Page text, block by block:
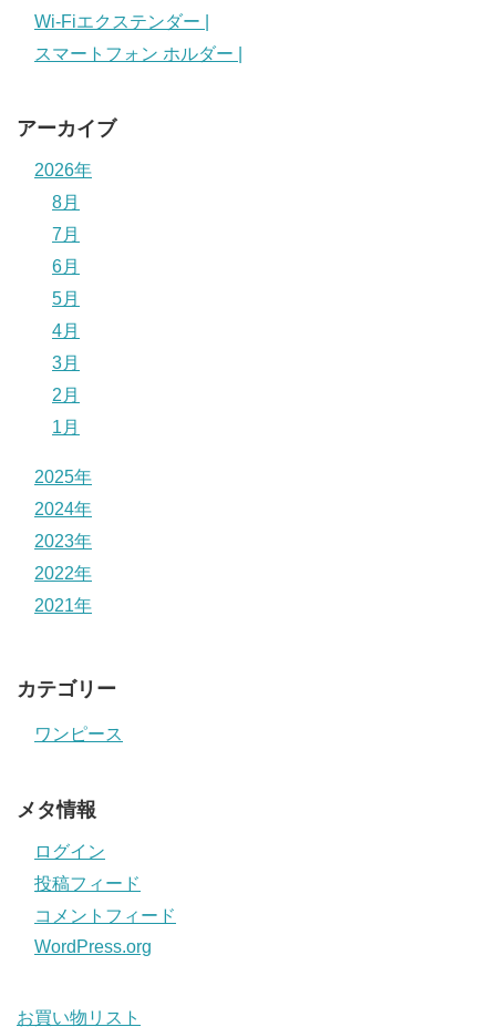
Wi-Fiエクステンダー |
スマートフォン ホルダー |
アーカイブ
2026年
8月
7月
6月
5月
4月
3月
2月
1月
2025年
2024年
2023年
2022年
2021年
カテゴリー
ワンピース
メタ情報
ログイン
投稿フィード
コメントフィード
WordPress.org
お買い物リスト